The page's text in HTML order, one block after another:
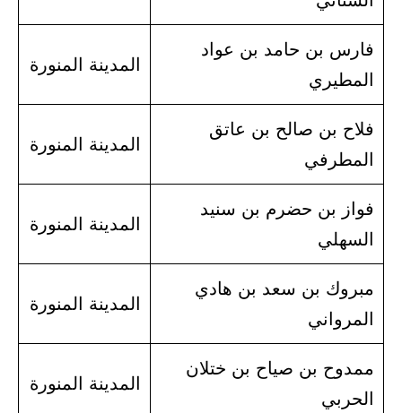
فارس بن حامد بن عواد
المطيري
المدينة المنورة
فلاح بن صالح بن عاتق
المطرفي
المدينة المنورة
فواز بن حضرم بن سنيد
السهلي
المدينة المنورة
مبروك بن سعد بن هادي
المرواني
المدينة المنورة
ممدوح بن صياح بن ختلان
الحربي
المدينة المنورة